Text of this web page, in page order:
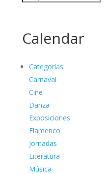
Calendar
Categorías
Carnaval
Cine
Danza
Exposiciones
Flamenco
Jornadas
Literatura
Música